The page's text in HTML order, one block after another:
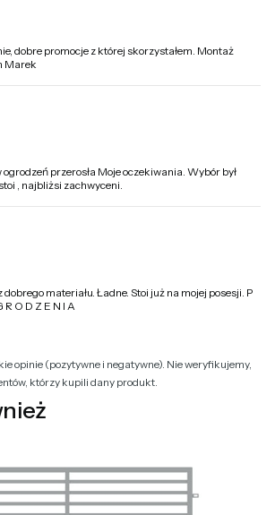
dobre promocje z której skorzystałem. Montaż
Marek
przerosła Moje oczekiwania. Wybór był
, najbliżsi zachwyceni.
materiału. Ładne. Stoi już na mojej posesji. P
R O D Z E N I A
opinie (pozytywne i negatywne). Nie weryfikujemy,
którzy kupili dany produkt.